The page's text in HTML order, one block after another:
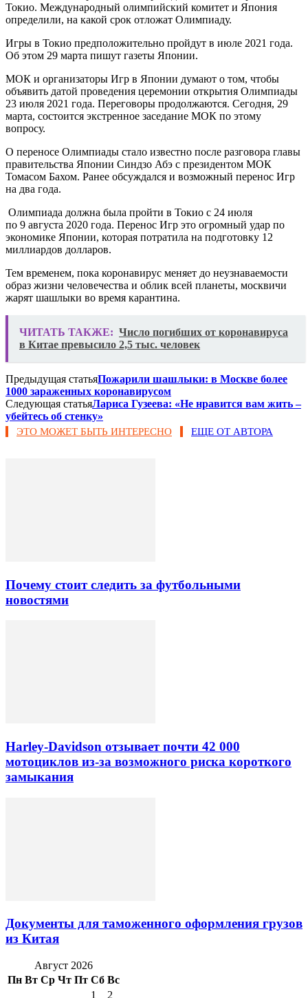
Токио. Международный олимпийский комитет и Япония
определили, на какой срок отложат Олимпиаду.
Игры в Токио предположительно пройдут в июле 2021 года.
Об этом 29 марта пишут газеты Японии.
МОК и организаторы Игр в Японии думают о том, чтобы
объявить датой проведения церемонии открытия Олимпиады
23 июля 2021 года. Переговоры продолжаются. Сегодня, 29
марта, состоится экстренное заседание МОК по этому
вопросу.
О переносе Олимпиады стало известно после разговора главы
правительства Японии Синдзо Абэ с президентом МОК
Томасом Бахом. Ранее обсуждался и возможный перенос Игр
на два года.
Олимпиада должна была пройти в Токио с 24 июля
по 9 августа 2020 года. Перенос Игр это огромный удар по
экономике Японии, которая потратила на подготовку 12
миллиардов долларов.
Тем временем, пока коронавирус меняет до неузнаваемости
образ жизни человечества и облик всей планеты, москвичи
жарят шашлыки во время карантина.
ЧИТАТЬ ТАКЖЕ: Число погибших от коронавируса
в Китае превысило 2,5 тыс. человек
Предыдущая статьяПожарили шашлыки: в Москве более
1000 зараженных коронавирусом
Следующая статьяЛариса Гузеева: «Не нравится вам жить –
убейтесь об стенку»
ЭТО МОЖЕТ БЫТЬ ИНТЕРЕСНО ЕЩЕ ОТ АВТОРА
Почему стоит следить за футбольными
новостями
Harley-Davidson отзывает почти 42 000
мотоциклов из-за возможного риска короткого
замыкания
Документы для таможенного оформления грузов
из Китая
Август 2026
Пн Вт Ср Чт Пт Сб Вс
1
2